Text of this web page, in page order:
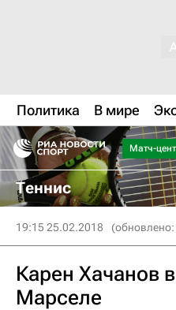
Политика В мире
Матч-
Теннис
19:15 25.02.2018
Карен Хачанов
Марселе